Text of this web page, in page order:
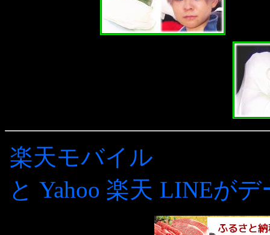
楽天モバイル
と Yahoo 楽天 LINEがデ